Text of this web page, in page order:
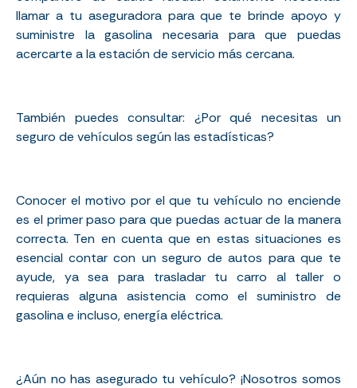
llamar a tu aseguradora para que te brinde apoyo y
suministre la gasolina necesaria para que puedas
acercarte a la estación de servicio más cercana.
También puedes consultar: ¿Por qué necesitas un
seguro de vehículos según las estadísticas?
Conocer el motivo por el que tu vehículo no enciende
es el primer paso para que puedas actuar de la manera
correcta. Ten en cuenta que en estas situaciones es
esencial contar con un seguro de autos para que te
ayude, ya sea para trasladar tu carro al taller o
requieras alguna asistencia como el suministro de
gasolina e incluso, energía eléctrica.
¿Aún no has asegurado tu vehículo? ¡Nosotros somos